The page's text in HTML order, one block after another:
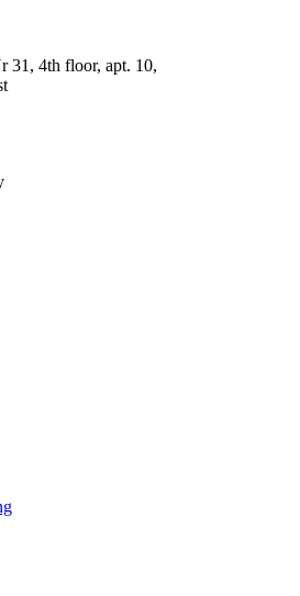
31, 4th floor, apt. 10,